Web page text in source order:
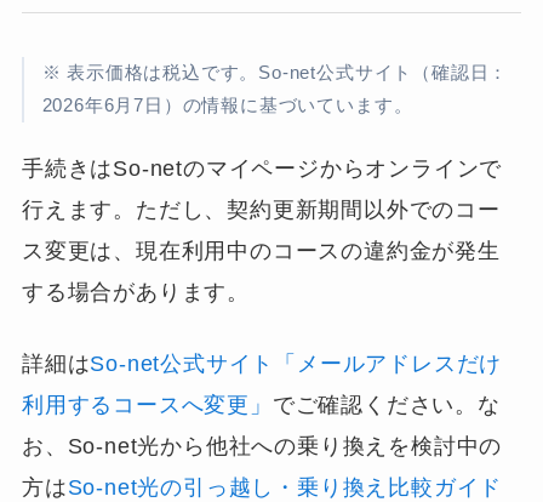
※ 表示価格は税込です。So-net公式サイト（確認日：
2026年6月7日）の情報に基づいています。
手続きはSo-netのマイページからオンラインで
行えます。ただし、契約更新期間以外でのコー
ス変更は、現在利用中のコースの違約金が発生
する場合があります。
詳細はSo-net公式サイト「メールアドレスだけ
利用するコースへ変更」 でご確認ください。な
お、So-net光から他社への乗り換えを検討中の
方はSo-net光の引っ越し・乗り換え比較ガイド